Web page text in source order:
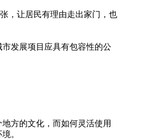
，让居民有理由走出家门，也
发展项目应具有包容性的公
方的文化，而如何灵活使用
。